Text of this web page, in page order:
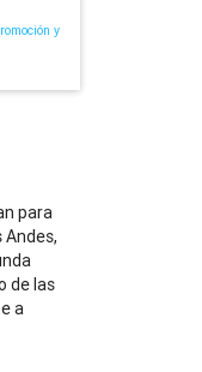
y
para
Andes,
de las
a